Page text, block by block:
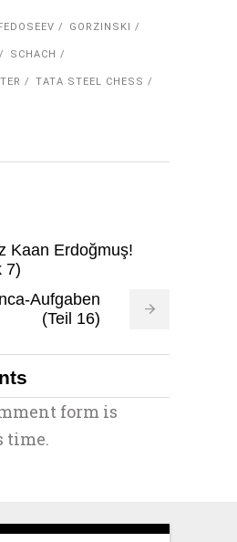
GORZINSKI
SCHACH
TATA STEEL CHESS
Kaan Erdoğmuş!
7)
Aufgaben
(Teil 16)
form is
time.